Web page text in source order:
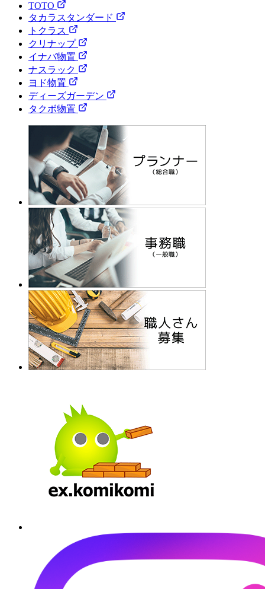
TOTO
タカラスタンダード
トクラス
クリナップ
イナバ物置
ナスラック
ヨド物置
ディーズガーデン
タクボ物置